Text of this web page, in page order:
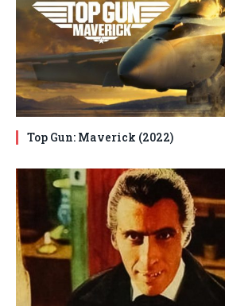
Top Gun: Maverick (2022)